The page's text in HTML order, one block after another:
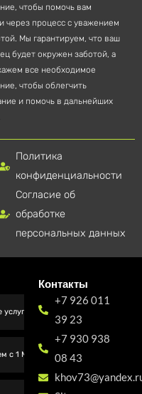
чтобы помочь вам
через процесс с уважением
Мы гарантируем, что ваш
будет окружен заботой, а
все необходимое
чтобы облегчить
и помочь в дальнейших
Политика
конфиденциальности
Согласие об
обработке
персональных данных
услуги для животных в Москве
с 1 Мая от коллектива Вет Легенда
Контакты
+7 926 011
39 23
+7 930 938
08 43